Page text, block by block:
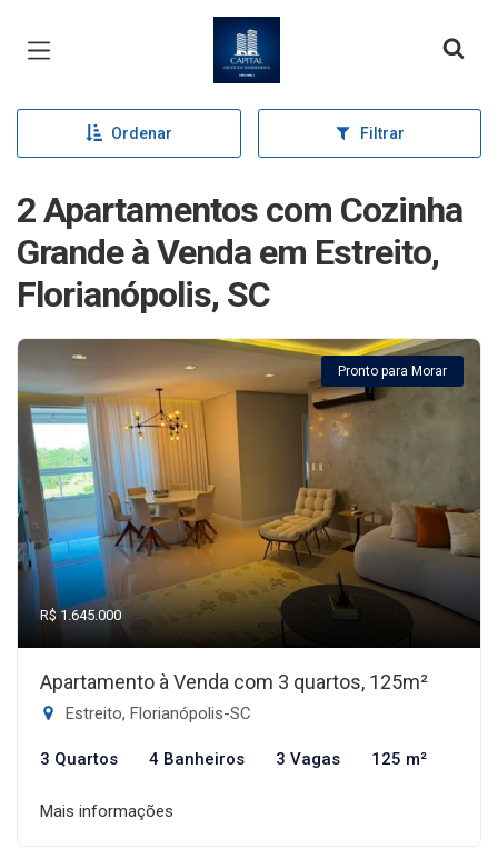
Página inicial
Ordenar Filtrar
2 Apartamentos com Cozinha
Grande à Venda em Estreito,
Florianópolis, SC
Pronto para Morar
R$ 1.645.000
Apartamento à Venda com 3 quartos, 125m²
Estreito, Florianópolis-SC
3 Quartos 4 Banheiros 3 Vagas 125 m²
Mais informações